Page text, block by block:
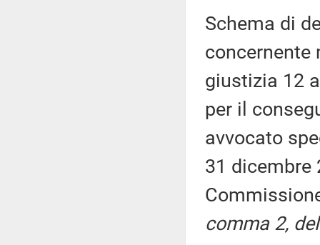
Schema di
concernente
giustizia 12
per il
avvocato
31 dicembre
comma 2,